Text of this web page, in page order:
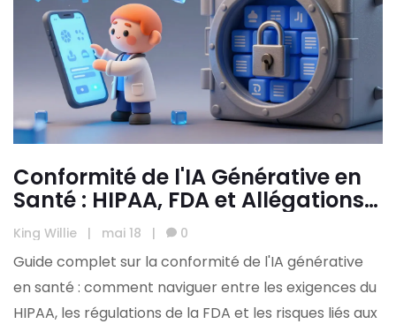
Conformité de l'IA Générative en
Santé : HIPAA, FDA et Allégations
Cliniques
King Willie | mai 18 | 0
Guide complet sur la conformité de l'IA générative
en santé : comment naviguer entre les exigences du
HIPAA, les régulations de la FDA et les risques liés aux